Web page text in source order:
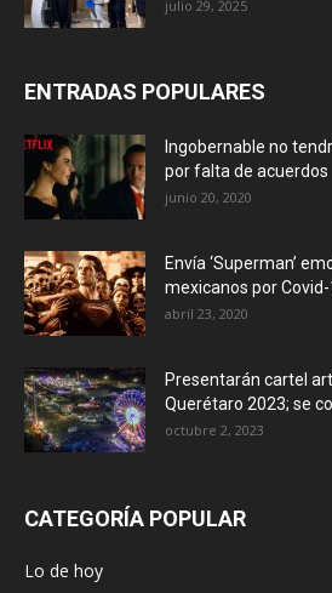
julio 29, 2025
ENTRADAS POPULARES
Ingobernable no
por falta de acuerdos
junio 20, 2020
Envía ‘Superman’
mexicanos por
abril 23, 2020
Presentarán cartel
Querétaro 2023; se
octubre 2, 2023
CATEGORÍA POPULAR
Lo de hoy